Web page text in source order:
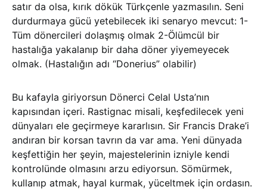
satır da olsa, kırık dökük Türkçenle yazmasılın. Seni
durdurmaya gücü yetebilecek iki senaryo mevcut: 1-
Tüm dönercileri dolaşmış olmak 2-Ölümcül bir
hastalığa yakalanıp bir daha döner yiyemeyecek
olmak. (Hastalığın adı “Donerius” olabilir)
Bu kafayla giriyorsun Dönerci Celal Usta’nın
kapısından içeri. Rastignac misali, keşfedilecek yeni
dünyaları ele geçirmeye kararlısın. Sir Francis Drake’i
andıran bir korsan tavrın da var ama. Yeni dünyada
keşfettiğin her şeyin, majestelerinin izniyle kendi
kontrolünde olmasını arzu ediyorsun. Sömürmek,
kullanıp atmak, hayal kurmak, yüceltmek için ordasın.